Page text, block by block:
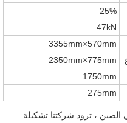
25%
47kN
3355mm×570mm
2350mm×775mm
1750mm
275mm
، تزود شركتنا تشكيلة